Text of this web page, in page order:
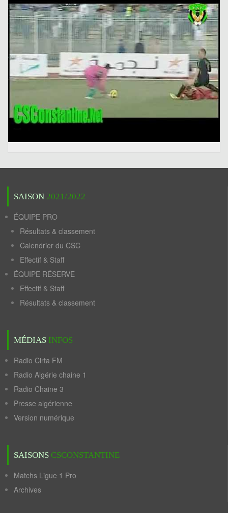
SAISON 2021/2022
ÉQUIPE PRO
Résultats & classement
Calendrier du CSC
Effectif & Staff
ÉQUIPE RÉSERVE
Effectif & Staff
Résultats & classement
MÉDIAS INFOS
Radio Cirta FM
Radio Algérie chaine 1
Radio Chaine 3
Presse algérienne
Version numérique
SAISONS CSCONSTANTINE
Matchs Ligue 1 Pro
Archives